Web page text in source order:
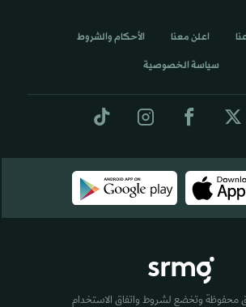
اعلن معنا الأحكام والشروط
سياسة الخصوصية
محفوظة وتخضع لشروط واتفاق الاستخدام